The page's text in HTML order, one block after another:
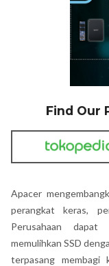
Find Our
Apacer
perangkat keras,
Perusahaan dapat
memulihkan SSD
terpasang membagi